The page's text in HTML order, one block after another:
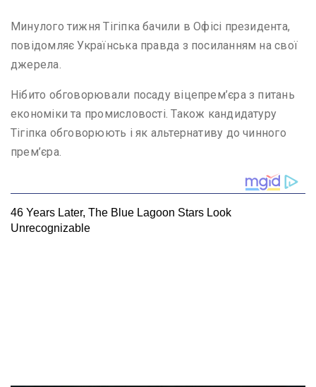
Минулого тижня Тігіпка бачили в Офісі президента,
повідомляє Українська правда з посиланням на свої
джерела.
Нібито обговорювали посаду віцепрем’єра з питань
економіки та промисловості. Також кандидатуру
Тігіпка обговорюють і як альтернативу до чинного
прем’єра.